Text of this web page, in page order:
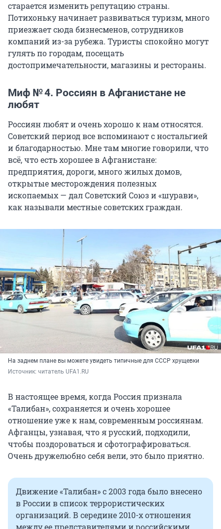
старается изменить репутацию страны.
Потихоньку начинает развиваться туризм, много
приезжает сюда бизнесменов, сотрудников
компаний из-за рубежа. Туристы спокойно могут
гулять по городам, посещать
достопримечательности, магазины и рестораны.
Миф № 4. Россиян в Афганистане не
любят
Россиян любят и очень хорошо к нам относятся.
Советский период все вспоминают с ностальгией
и благодарностью. Мне там многие говорили, что
всё, что есть хорошее в Афганистане:
предприятия, дороги, много жилых домов,
открытые месторождения полезных
ископаемых — дал Советский Союз и «шурави»,
как называли местные советских граждан.
На заднем плане вы можете увидеть типичные для СССР хрущевки
Источник: читатель UFA1.RU
В настоящее время, когда Россия признала
«Талибан», сохраняется и очень хорошее
отношение уже к нам, современным россиянам.
Афганцы, узнавая, что я русский, подходили,
чтобы поздороваться и сфотографироваться.
Очень дружелюбно себя вели, это было приятно.
Движение «Талибан» с 2003 года было внесено
в России в список террористических
организаций. В середине 2010-х отношения
между ее представителями и российскими